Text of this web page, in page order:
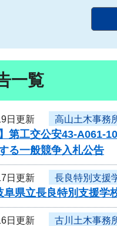
一覧
日更新 高山土木事務
】第工交公安43-A061-
る一般競争入札公告
日更新 長良特別支援
阜県立長良特別支援学
日更新 古川土木事務